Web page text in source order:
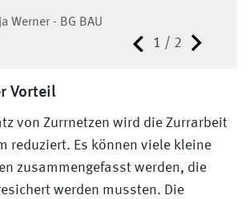
Werner - BG BAU
1 / 2
Vorteil
von Zurrnetzen wird die Zurrarbeit
reduziert. Es können viele kleine
zusammengefasst werden, die
werden mussten. Die